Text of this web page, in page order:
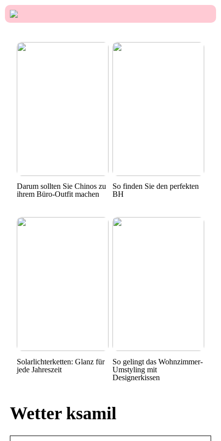
Darum sollten Sie Chinos zu
ihrem Büro-Outfit machen
So finden Sie den perfekten
BH
Solarlichterketten: Glanz für
jede Jahreszeit
So gelingt das Wohnzimmer-
Umstyling mit
Designerkissen
Wetter ksamil